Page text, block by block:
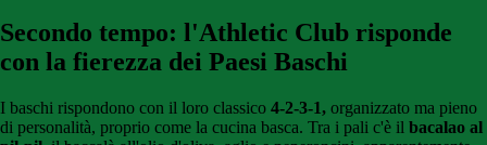
Secondo tempo: l'Athletic Club risponde
con la fierezza dei Paesi Baschi
I baschi rispondono con il loro classico 4-2-3-1, organizzato ma pieno
di personalità, proprio come la cucina basca. Tra i pali c'è il bacalao al